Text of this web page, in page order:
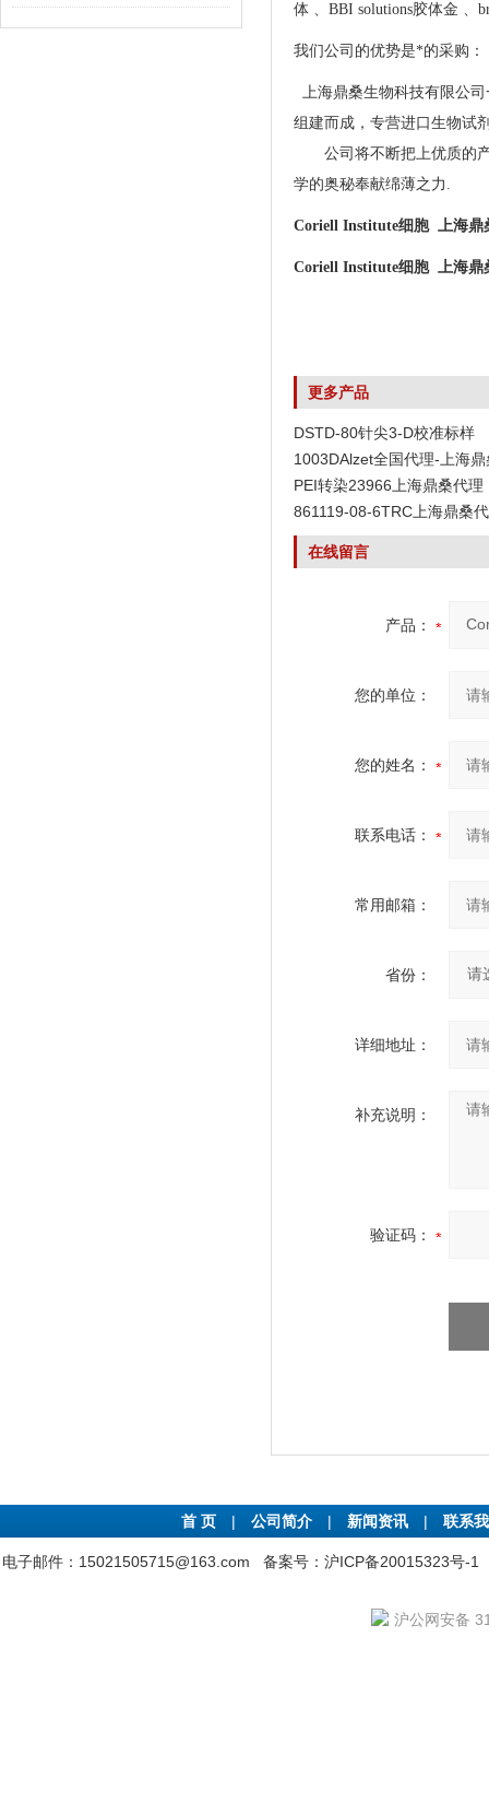
体 、BBI solutions胶体金 、
我们公司的优势是*的采购：
上海鼎桑生物科技有限公
组建而成，专营进口生物试
公司将不断把上优质的产
学的奥秘奉献绵薄之力.
Coriell Institute细胞 上海鼎
Coriell Institute细胞 上海鼎
更多产品
DSTD-80针尖3-D校准标样
1003DAlzet全国代理-上海鼎
PEI转染23966上海鼎桑代理
861119-08-6TRC上海鼎桑
在线留言
产品：
您的单位：
您的姓名：
联系电话：
常用邮箱：
省份：
详细地址：
补充说明：
验证码：
首 页 | 公司简介 | 新闻资讯 | 联系
电子邮件：15021505715@163.com 备案号：沪ICP备20015323号-1
沪公网安备